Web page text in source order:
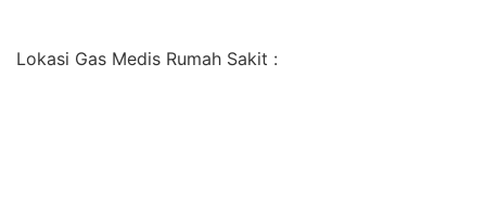
Lokasi Gas Medis Rumah Sakit :